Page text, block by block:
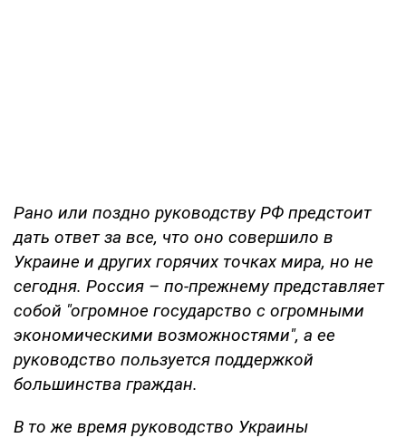
Рано или поздно руководству РФ предстоит
дать ответ за все, что оно совершило в
Украине и других горячих точках мира, но не
сегодня. Россия – по-прежнему представляет
собой "огромное государство с огромными
экономическими возможностями", а ее
руководство пользуется поддержкой
большинства граждан.
В то же время руководство Украины